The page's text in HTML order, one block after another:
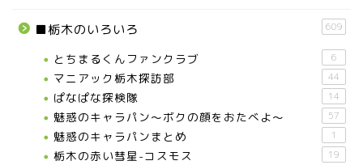
■栃木のいろいろ 609
とちまるくんファンクラブ 6
マニアック栃木探訪部 44
ぱなぱな探検隊 14
魅惑のキャラパン～ボクの顔をおたべよ～ 57
魅惑のキャラパンまとめ 1
栃木の赤い彗星-コスモス 19